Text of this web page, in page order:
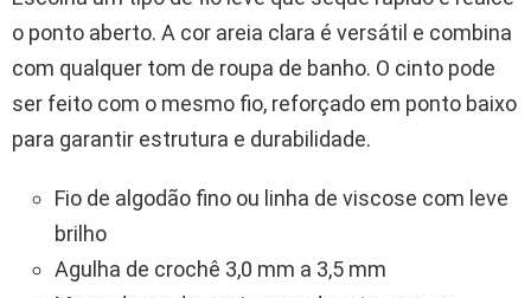
o ponto aberto. A cor areia clara é versátil e combina
com qualquer tom de roupa de banho. O cinto pode
ser feito com o mesmo fio, reforçado em ponto baixo
para garantir estrutura e durabilidade.
Fio de algodão fino ou linha de viscose com leve
brilho
Agulha de crochê 3,0 mm a 3,5 mm